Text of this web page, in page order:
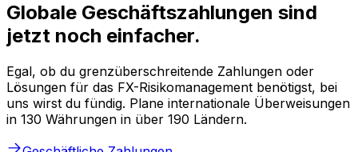
Globale Geschäftszahlungen sind
jetzt noch einfacher.
Egal, ob du grenzüberschreitende Zahlungen oder
Lösungen für das FX-Risikomanagement benötigst, bei
uns wirst du fündig. Plane internationale Überweisungen
in 130 Währungen in über 190 Ländern.